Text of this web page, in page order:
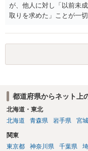
が、他人に対し「以前未
取りを求めた」ことが一
都道府県からネット上
北海道・東北
北海道
青森県 岩手県 宮
関東
東京都
神奈川県 千葉県